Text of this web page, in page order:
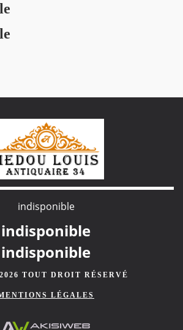
indisponible
indisponible
indisponible
TOUT DROIT RÉSERVÉ
LÉGALES